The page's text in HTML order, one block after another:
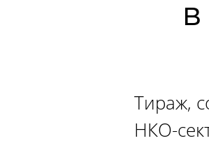
В
Тираж,
НКО-